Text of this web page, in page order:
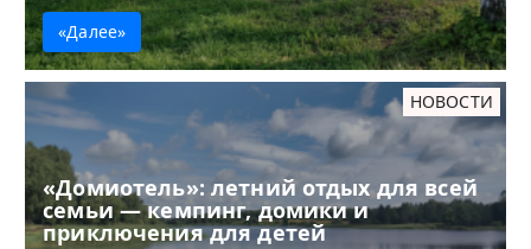
«Далее»
НОВОСТИ
«Домиотель»: летний отдых для всей
семьи — кемпинг, домики и
приключения для детей